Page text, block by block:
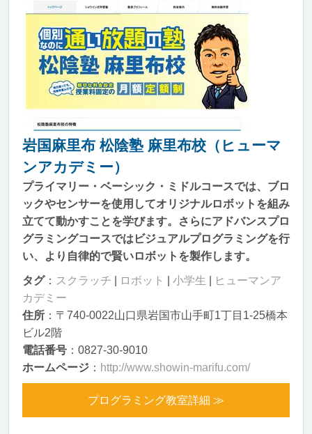
岩国麻里布 松陰塾 麻里布校（ヒューマ
ンアカデミー）
プライマリー・ベーシック・ミドルコースでは、ブロ
ックやセンサーを使用してオリジナルロボットを組み
立てて動かすことを学びます。さらにアドバンスプロ
グラミングコースではビジュアルプログラミングを行
い、より自律的で賢いロボットを製作します。
タグ： スクラッチ ロボット 小学生
ヒューマンア
カデミー
住所 ：〒740-0022山口県岩国市山手町1丁目1-25橋本
ビル2階
電話番号 ：0827-30-9010
ホームページ ： http://www.showin-marifu.com/
プログラミング教室詳細 ≫